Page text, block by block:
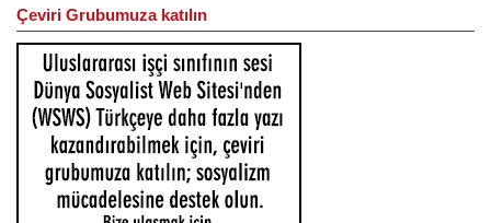
Çeviri Grubumuza katılın